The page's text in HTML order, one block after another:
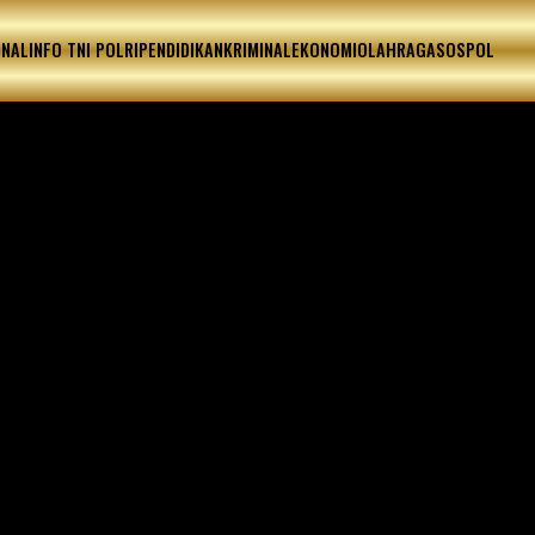
INFO TNI POLRIPENDIDIKANKRIMINALEKONOMIOLAHRAGASOSPOL